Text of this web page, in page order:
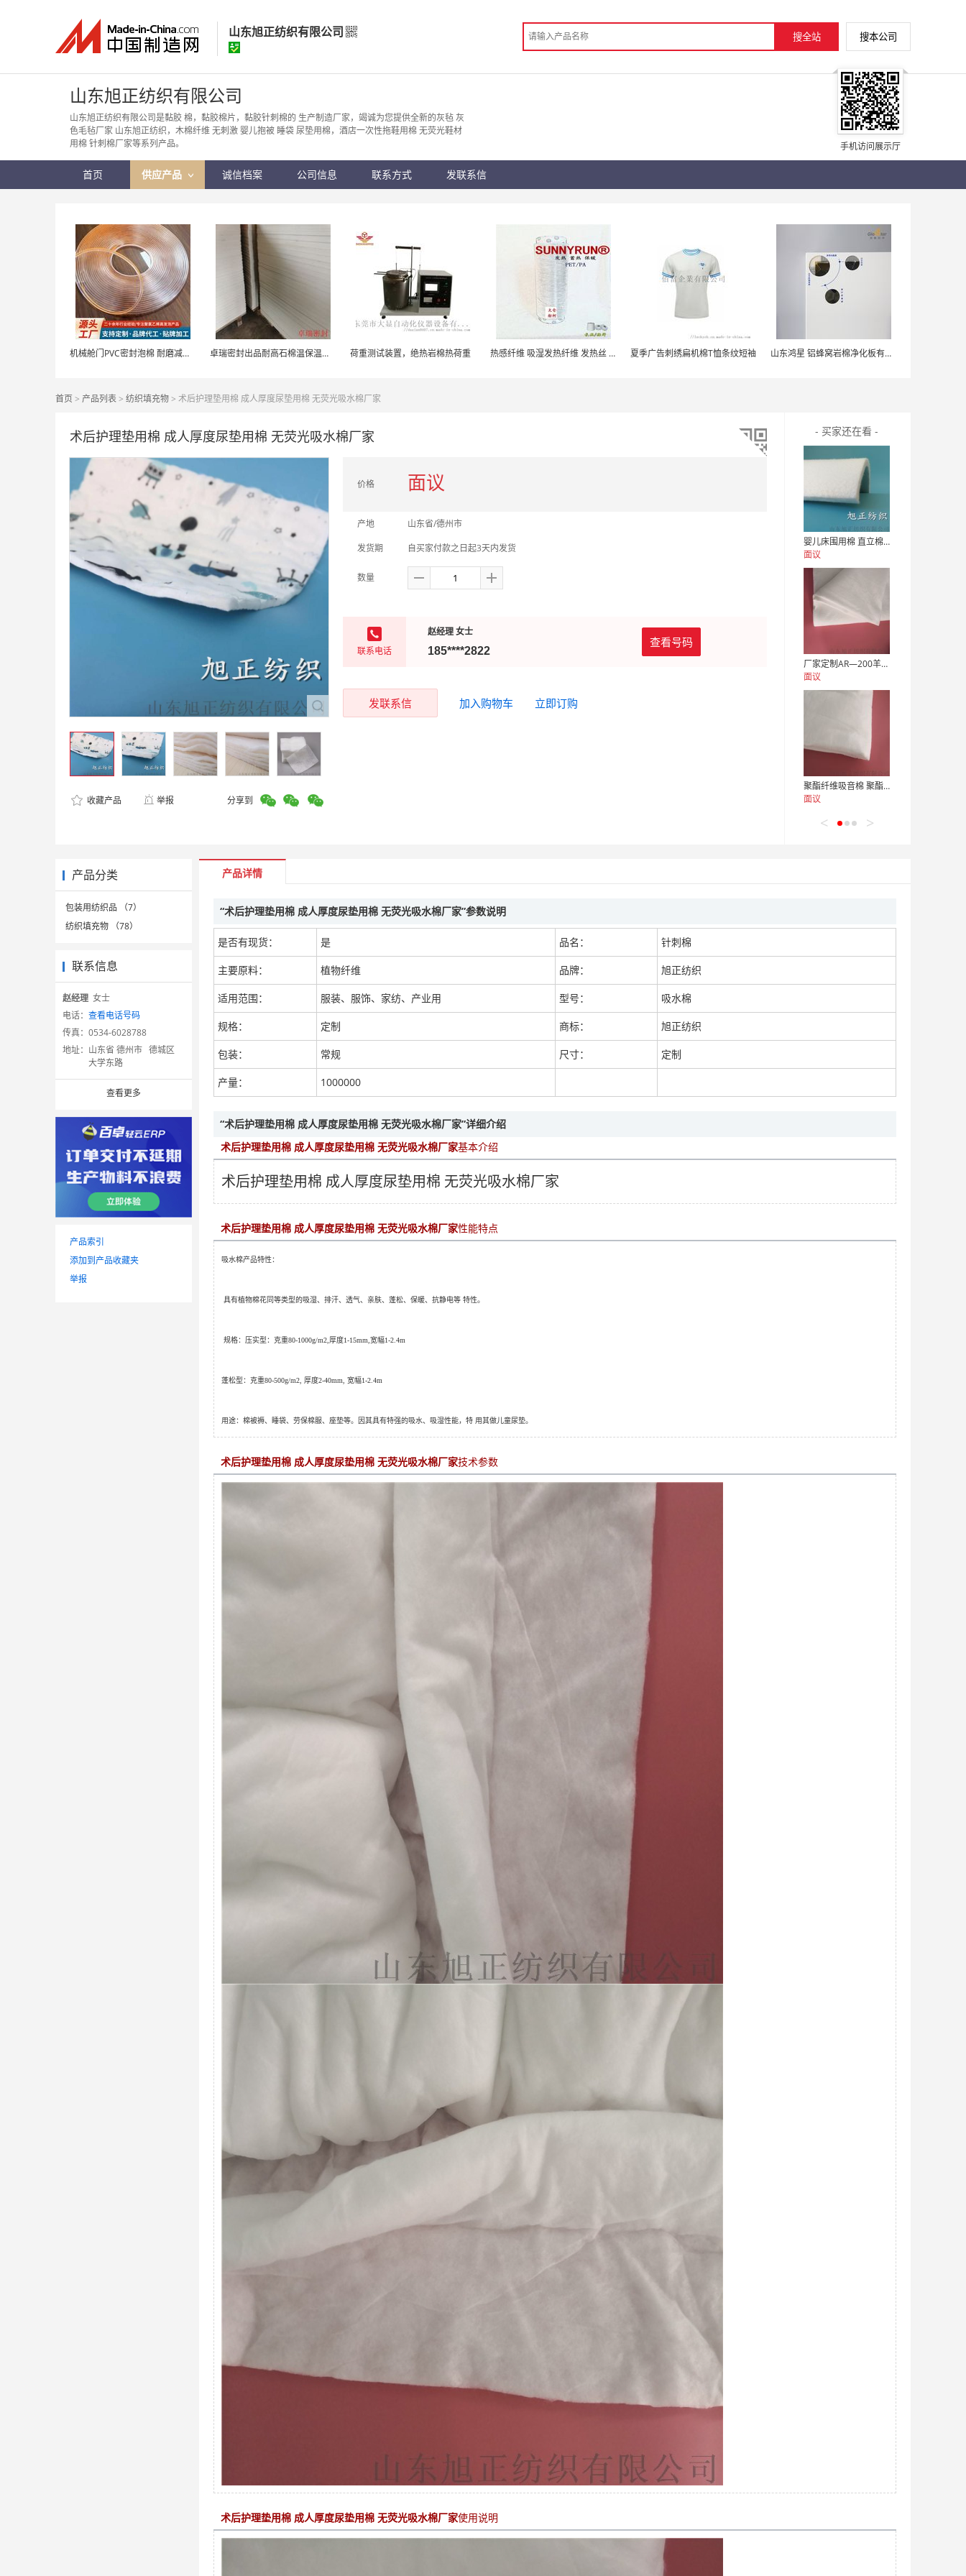
山东旭正纺织有限公司
山东旭正纺织有限公司
经营模式：生产制造
所在地区：山东省 德州市
手机访问展示厅
山东旭正纺织有限公司
山东旭正纺织有限公司是黏胶 棉，黏胶棉片，黏胶针刺棉的 生产制造厂家，竭诚为您提供全新的灰毡 灰
色毛毡厂家 山东旭正纺织，木棉纤维 无刺激 婴儿抱被 睡袋 尿垫用棉，酒店一次性拖鞋用棉 无荧光鞋材
用棉 针刺棉厂家等系列产品。
手机访问展示厅
首页 供应产品 诚信档案 公司信息 联系方式 发联系信
机械舱门PVC密封泡棉 耐磨减震填充专用 卓瑞密封出品耐高石棉温保温板 耐850度石棉纤维 荷重测试装置，绝热岩棉热荷重 热感纤维 吸湿发热纤维 发热丝 发热纤维填充棉 夏季广告刺绣扁机棉T恤条纹短袖 山东鸿星 铝蜂窝岩棉净化板有哪些优点
首页> 产品列表> 纺织填充物> 术后护理垫用棉 成人厚度尿垫用棉 无荧光吸水棉厂家
术后护理垫用棉 成人厚度尿垫用棉 无荧光吸水棉厂家 - 买家还在看 -
婴儿床围用棉 直立棉 床围栏用阻燃纤维
面议
厂家定制AR—200羊毛毡
面议
聚酯纤维吸音棉 聚酯纤维隔音棉 环保隔音棉
面议
面议
< >
收藏产品 举报 分享到
价格 面议
产地
山东省/德州市
发货期
自买家付款之日起3天内发货
数量
联系电话
赵经理 女士
185****2822
查看号码
发联系信 加入购物车 立即订购
产品分类
包装用纺织品 （7）
纺织填充物 （78）
联系信息
赵经理 女士
电话： 查看电话号码
传真： 0534-6028788
地址： 山东省 德州市 德城区
大学东路
查看更多
产品索引
添加到产品收藏夹
举报
产品详情
“术后护理垫用棉 成人厚度尿垫用棉 无荧光吸水棉厂家”参数说明
是否有现货： 是 品名： 针刺棉
主要原料： 植物纤维 品牌： 旭正纺织
适用范围： 服装、服饰、家纺、产业用 型号： 吸水棉
规格： 定制 商标： 旭正纺织
包装： 常规 尺寸： 定制
产量： 1000000
“术后护理垫用棉 成人厚度尿垫用棉 无荧光吸水棉厂家”详细介绍
术后护理垫用棉 成人厚度尿垫用棉 无荧光吸水棉厂家基本介绍
术后护理垫用棉 成人厚度尿垫用棉 无荧光吸水棉厂家
术后护理垫用棉 成人厚度尿垫用棉 无荧光吸水棉厂家性能特点
吸水棉产品特性：
具有植物棉花同等类型的吸湿、排汗、透气、亲肤、蓬松、保暖、抗静电等 特性。
规格：压实型：克重80-1000g/m2, 厚度1-15mm, 宽幅1-2.4m
蓬松型：克重80-500g/m2, 厚度2-40mm, 宽幅1-2.4m
用途：棉被褥、睡袋、劳保棉服、座垫等。因其具有特强的吸水、吸湿性能，特 用其做儿童尿垫。
术后护理垫用棉 成人厚度尿垫用棉 无荧光吸水棉厂家技术参数
术后护理垫用棉 成人厚度尿垫用棉 无荧光吸水棉厂家使用说明